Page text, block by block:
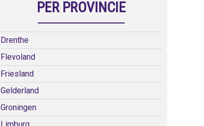
PER PROVINCIE
Drenthe
Flevoland
Friesland
Gelderland
Groningen